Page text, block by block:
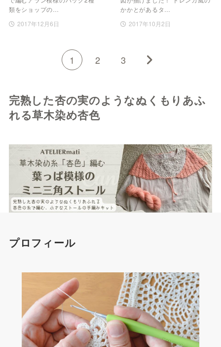
類をショップの…
2017年12月6日
かかとがあるタ…
2017年10月2日
1 2 3
完熟した杏の実のようなぬくもりあふ
れる草木染め杏色
プロフィール